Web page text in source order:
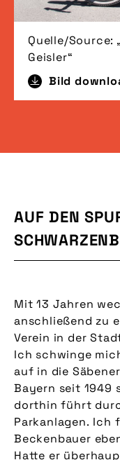
Quelle/Source:
Geisler“
Bild
AUF DEN
Mit 13 Jahren
anschließend zu
Verein in der
Ich schwinge
auf in die
Bayern seit 1949
dorthin führt
Parkanlagen. Ich
Beckenbauer
Hatte er